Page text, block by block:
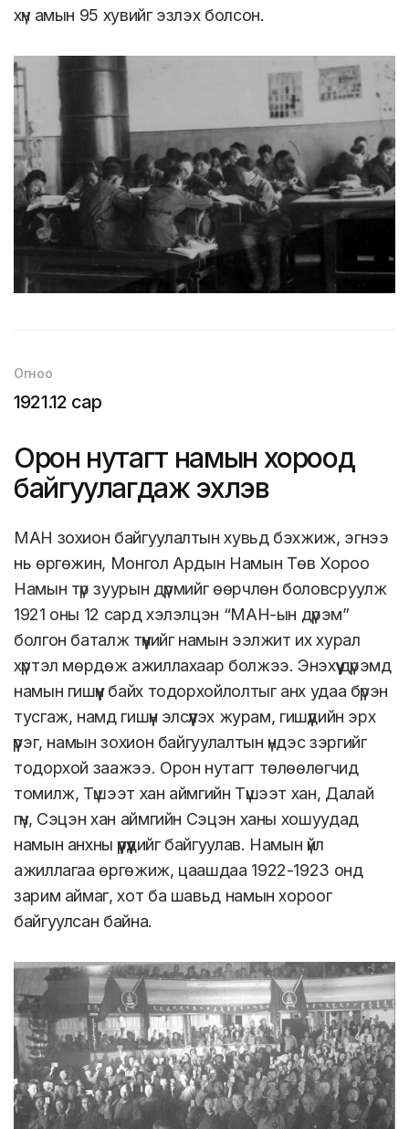
хүн амын 95 хувийг эзлэх болсон.
Огноо
1921.12 сар
Орон нутагт намын хороод
байгуулагдаж эхлэв
МАН зохион байгуулалтын хувьд бэхжиж, эгнээ
нь өргөжин, Монгол Ардын Намын Төв Хороо
Намын түр зуурын дүрмийг өөрчлөн боловсруулж
1921 оны 12 сард хэлэлцэн “МАН-ын дүрэм”
болгон баталж түүнийг намын ээлжит их хурал
хүртэл мөрдөж ажиллахаар болжээ. Энэхүү дүрэмд
намын гишүүн байх тодорхойлолтыг анх удаа бүрэн
тусгаж, намд гишүүн элсүүлэх журам, гишүүдийн эрх
үүрэг, намын зохион байгуулалтын үндэс зэргийг
тодорхой заажээ. Орон нутагт төлөөлөгчид
томилж, Түшээт хан аймгийн Түшээт хан, Далай
гүн, Сэцэн хан аймгийн Сэцэн ханы хошуудад
намын анхны үүрүүдийг байгуулав. Намын үйл
ажиллагаа өргөжиж, цаашдаа 1922-1923 онд
зарим аймаг, хот ба шавьд намын хороог
байгуулсан байна.